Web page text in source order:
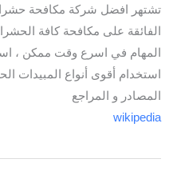
تشتهر افضل شركة مكافحة
الفائقة على مكافحة كافة
المهام في اسرع وقت ممكن ،
استخدام أقوى أنواع المبيدات
المصادر و المراجع
wikipedia